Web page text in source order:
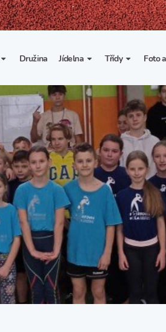
roku
a
kurzy
školy v tělesné
se sportovními
sportovní klub
výchova a sport
Družina Jídelna
Základní informace
Vnitřní řád školní jídelny
Třídy
Třída I. A
Třída II. A
Třída III. A
Třída IV. A
Třída V. A
Třída VI. A
Třída VII. A
Třída VIII. A
Třída IX. A
Foto